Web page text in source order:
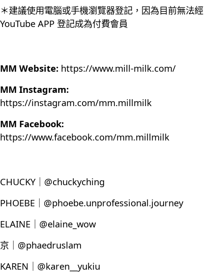
＊建議使用電腦或手機瀏覽器登記，因為目前無法經
YouTube APP 登記成為付費會員
MM Website: https://www.mill-milk.com/
MM Instagram:
https://instagram.com/mm.millmilk
MM Facebook:
https://www.facebook.com/mm.millmilk
CHUCKY｜@chuckyching
PHOEBE｜@phoebe.unprofessional.journey
ELAINE｜@elaine_wow
京｜@phaedruslam
KAREN｜@karen__yukiu